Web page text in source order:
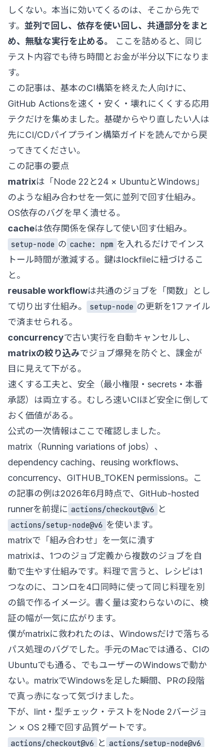
しくない。本当に効いてくるのは、そこから先で
す。 並列で回し、依存を使い回し、共通部分をまと
め、無駄な実行を止める。
ここを詰めると、同じ
テスト内容でも待ち時間とお金が半分以下になりま
す。
この記事は、基本のCI構築を終えた人向けに、
GitHub Actionsを速く・安く・壊れにくくする応用
テクだけを集めました。基礎からやり直したい人は
先にCI/CDパイプライン構築ガイドを読んでから戻
ってきてください。
この記事の要点
matrixは「Node 22と24 × UbuntuとWindows」
のような組み合わせを一気に並列で回す仕組み。
OS依存のバグを早く潰せる。
cacheは依存関係を保存して使い回す仕組み。
setup-node の cache: npm を入れるだけでインス
トール時間が激減する。鍵はlockfileに紐づけるこ
と。
reusable workflowは共通のジョブを「関数」とし
て切り出す仕組み。
setup-node の更新を1ファイル
で済ませられる。
concurrencyで古い実行を自動キャンセルし、
matrixの絞り込みでジョブ爆発を防ぐと、課金が
目に見えて下がる。
速くする工夫と、安全（最小権限・secrets・本番
承認）は両立する。むしろ速いCIほど安全に倒して
おく価値がある。
公式の一次情報はここで確認しました。
matrix（Running variations of jobs） 、
dependency caching、 reusing workflows、
concurrency、 GITHUB_TOKEN permissions。こ
の記事の例は2026年6月時点で、GitHub-hosted
runnerを前提に actions/checkout@v6 と
actions/setup-node@v6 を使います。
matrixで「組み合わせ」を一気に潰す
matrixは、1つのジョブ定義から複数のジョブを自
動で生やす仕組みです。料理で言うと、レシピは1
つなのに、コンロを4口同時に使って同じ料理を別
の鍋で作るイメージ。書く量は変わらないのに、検
証の幅が一気に広がります。
僕がmatrixに救われたのは、Windowsだけで落ちる
パス処理のバグでした。手元のMacでは通る、CIの
Ubuntuでも通る、でもユーザーのWindowsで動か
ない。matrixでWindowsを足した瞬間、PRの段階
で真っ赤になって気づけました。
下が、lint・型チェック・テストをNode 2バージョ
ン × OS 2種で回す品質ゲートです。
actions/checkout@v6 と actions/setup-node@v6